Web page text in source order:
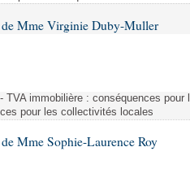
de Mme Virginie Duby-Muller
TVA immobilière : conséquences
pour les collectivités locales
Mme Sophie-Laurence Roy